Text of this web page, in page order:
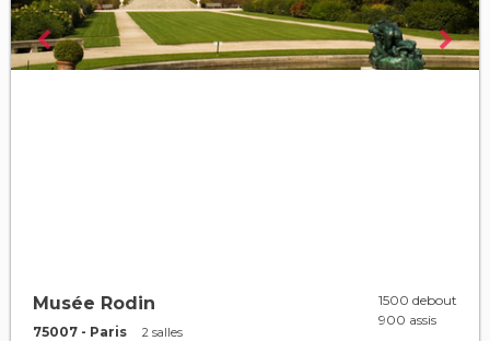
Musée Rodin
75007 - Paris 2 salles
1500 debout
900 assis